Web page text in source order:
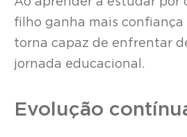
filho ganha mais confiança
torna capaz de enfrentar
jornada educacional.
Evolução